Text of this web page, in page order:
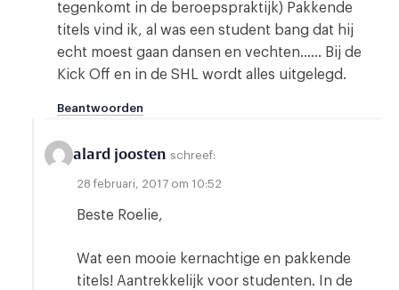
tegenkomt in de beroepspraktijk) Pakkende
titels vind ik, al was een student bang dat hij
echt moest gaan dansen en vechten…… Bij de
Kick Off en in de SHL wordt alles uitgelegd.
Beantwoorden
alard joosten schreef:
28 februari, 2017 om 10:52
Beste Roelie,
Wat een mooie kernachtige en pakkende
titels! Aantrekkelijk voor studenten. In de